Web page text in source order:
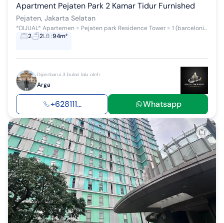
Apartment Pejaten Park 2 Kamar Tidur Furnished
Pejaten, Jakarta Selatan
*DIJUAL* Apartemen = Pejaten park Residence Tower = 1 (barcelonia) Tipe/Ukuran = 2Br luas semigross 94.07 m2 Hadap = selatan View = jl. Tb simatup...
2
2LB:94m²
Diperbarui 3 bulan lalu oleh
Arga
+628111... Whatsapp